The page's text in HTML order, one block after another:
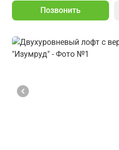
Позвонить